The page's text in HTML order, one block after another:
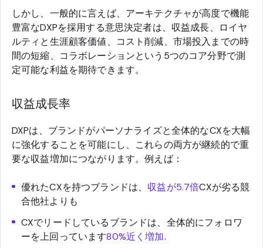
しかし、一般的に言えば、アーキテクチャが高度で機能
豊富なDXPを採用する意思決定者は、収益成長、ロイヤ
ルティと生涯顧客価値、コスト削減、市場投入までの時
間の短縮、コラボレーションという5つのコア分野で測
定可能な利益を期待できます。
収益成長率
DXPは、ブランドがパーソナライズと全体的なCXを大幅
に強化することを可能にし、これらの両方が継続的で重
要な収益増加につながります。例えば：
優れたCXを持つブランドは、 収益が5.7倍CXが劣る競
合他社よりも
CXでリードしているブランドは、全体的にフォロワ
ーを上回っています80%近く増加.